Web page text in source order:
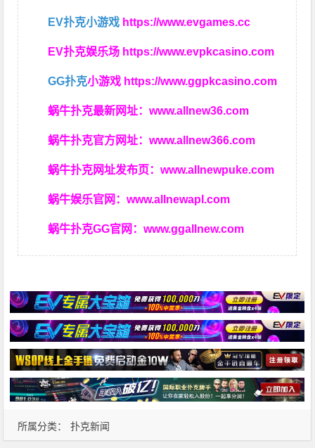
EV扑克小游戏 https://www.evgames.cc
EV扑克娱乐场 https://www.evpkcasino.com
GG扑克小游戏 https://www.ggpkcasino.com
蜗牛扑克最新网址：www.allnew36.com
蜗牛扑克官方网址：www.allnew366.com
蜗牛扑克网址发布页：www.allnewpuke.com
蜗牛娱乐官网：www.allnewapl.com
蜗牛扑克GG官网：www.ggallnew.com
所属分类： 扑克新闻